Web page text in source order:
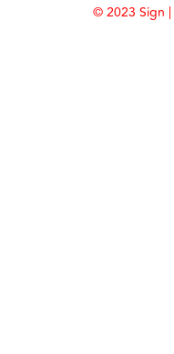
© 2023 Sign |